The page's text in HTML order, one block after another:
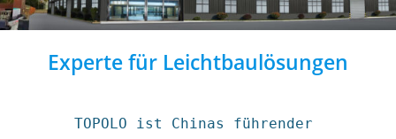
Experte für Leichtbaulösungen
TOPOLO ist Chinas führender